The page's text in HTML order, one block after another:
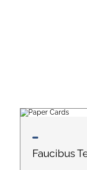
Faucibus